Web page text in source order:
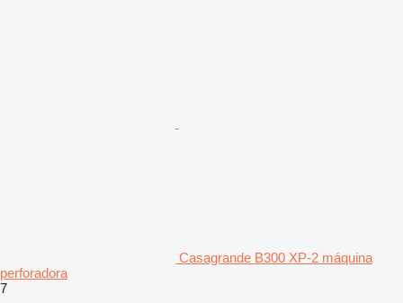
Casagrande B300 XP-2 máquina
perforadora
7